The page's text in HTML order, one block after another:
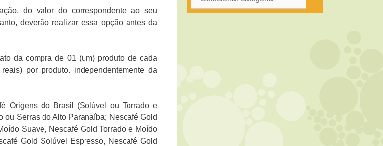
do valor do correspondente ao seu
deverão realizar essa opção antes da
da compra de 01 (um) produto de cada
por produto, independentemente da
Origens do Brasil (Solúvel ou Torrado e
Serras do Alto Paranaíba; Nescafé Gold
Suave, Nescafé Gold Torrado e Moído
Gold Solúvel Espresso, Nescafé Gold
por